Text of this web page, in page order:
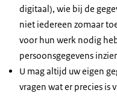
digitaal), wie bij de
niet iedereen zomaar
voor hun werk nodig
persoonsgegevens
U mag altijd uw eigen
vragen wat er precies is